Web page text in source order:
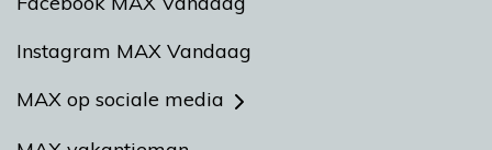
Instagram MAX Vandaag
MAX op sociale media